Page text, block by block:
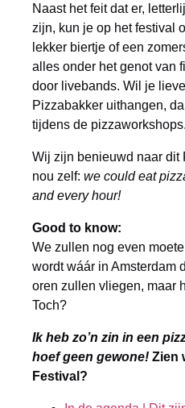
Naast het feit dat er,
zijn, kun je op het festival
lekker biertje of een
alles onder het genot van
door livebands. Wil je
Pizzabakker uithangen,
tijdens de pizzaworkshops.
Wij zijn benieuwd naar dit
nou zelf: we could eat
and every hour!
Good to know:
We zullen nog even
wordt wáár in Amsterdam
oren zullen vliegen, maar
Toch?
Ik heb zo’n zin in een
hoef geen gewone! Zien
Festival?